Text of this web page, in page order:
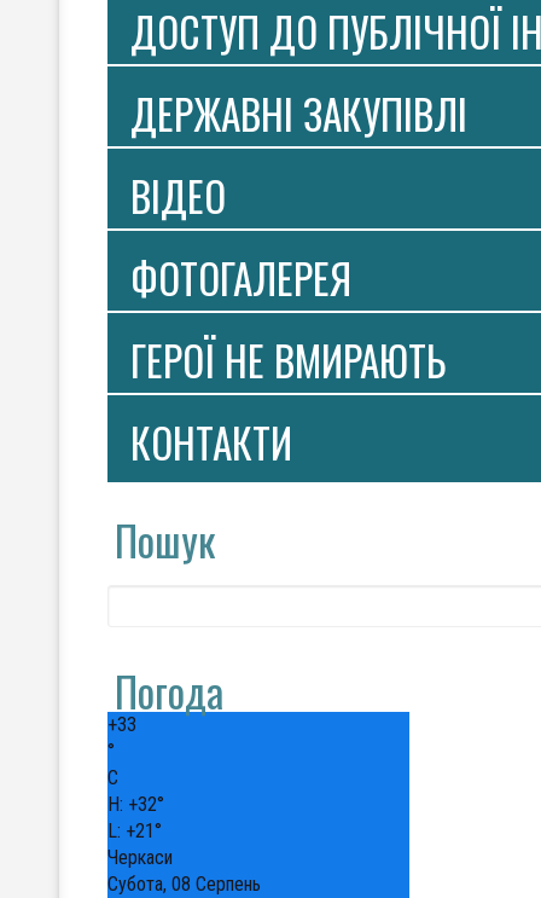
ДОСТУП ДО ПУБЛІЧНОЇ
ДЕРЖАВНІ ЗАКУПІВЛІ
ВIДЕО
ФОТОГАЛЕРЕЯ
ГЕРОЇ НЕ ВМИРАЮТЬ
КОНТАКТИ
Пошук
Погода
+33
°
C
H: +32°
L: +21°
Черкаси
Субота, 08 Серпень